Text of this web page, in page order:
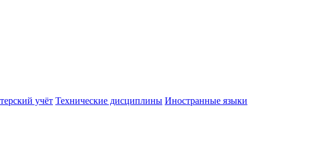
учёт Технические дисциплины Иностранные языки